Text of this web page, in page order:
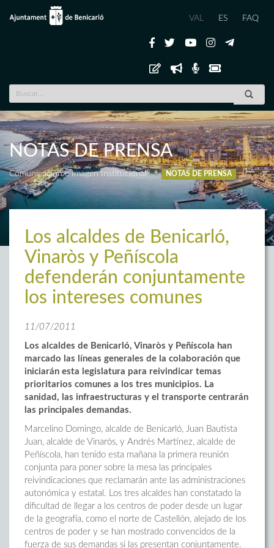
VAL ES FAQ
NOTAS DE PRENSA
Comunicación e Imagen Institucional NOTAS DE PRENSA
Los alcaldes de Benicarló,
Vinaròs y Peñíscola
defenderán conjuntamente
los intereses comunes
11/07/2011
Los alcaldes de Benicarló, Vinaròs y Peñíscola han
marcado las líneas generales de la colaboración que
iniciarán esta legislatura para reivindicar temas
prioritarios comunes a los tres municipios. La
sanidad, las infraestructuras y el transporte centrarán
las principales demandas.
Marcelino Domingo, alcalde de Benicarló, Juan Bautista
Juan, alcalde de Vinaròs, y Andrés Martínez, alcalde de
Peñíscola, han tenido esta mañana la primera reunión
conjunta para poner sobre la mesa las principales
reivindicaciones que reclamarán ante las administraciones
autonómica y estatal. Los tres alcaldes han constatado la
dificultad de llegar a los centros de poder desde un lugar
de la geografía, como el norte de Castellón, alejado de los
centros de poder y se han mostrado convencidos de la
fuerza de sus demandas si las presentan conjuntamente.